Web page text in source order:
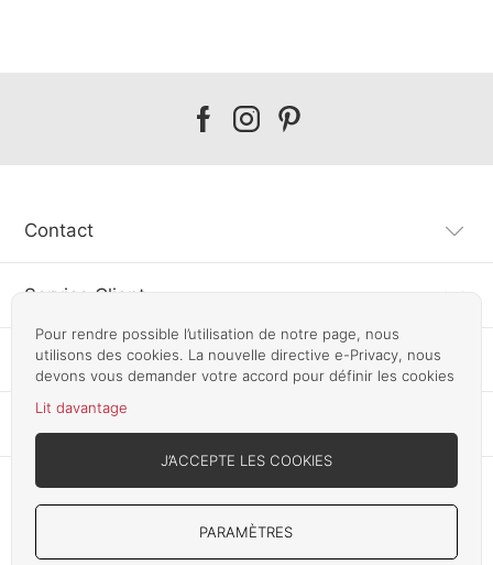
Pour rendre possible l’utilisation de notre page, nous
utilisons des cookies. La nouvelle directive e-Privacy, nous
devons vous demander votre accord pour définir les cookies
Lit davantage
J’ACCEPTE LES COOKIES
PARAMÈTRES
Our
Our
Our
Contact
Service Client
Information